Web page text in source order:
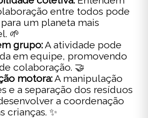
entre todos pode
um planeta mais
🌱
grupo:A atividade pode
em equipe, promovendo
colaboração. 🤝
motora:A manipulação
e a separação dos resíduos
a coordenação
crianças. ✨